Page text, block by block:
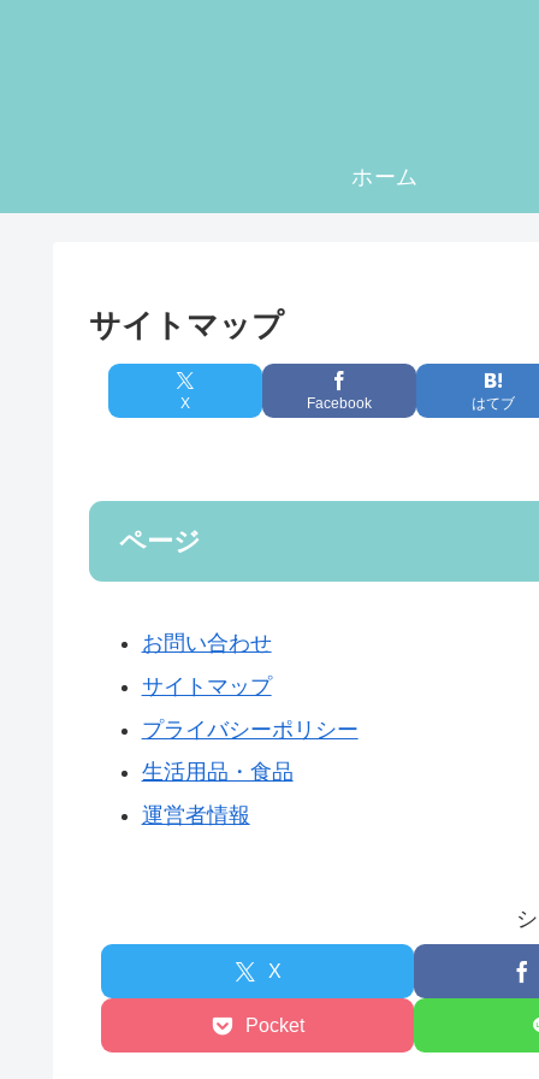
ホーム
サイトマップ
X Facebook はてブ
ページ
お問い合わせ
サイトマップ
プライバシーポリシー
生活用品・食品
運営者情報
X
Pocket